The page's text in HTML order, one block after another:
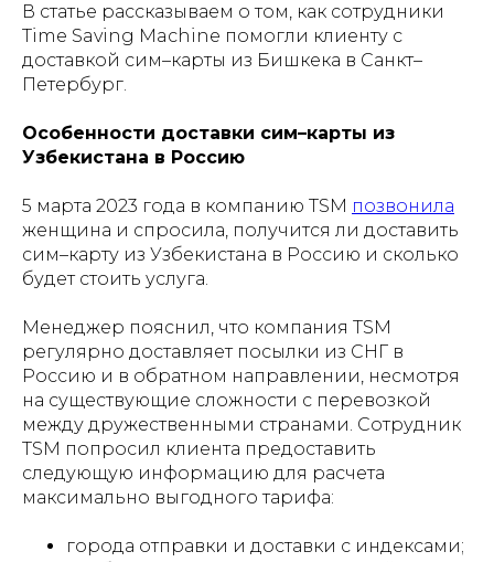
В статье рассказываем о том, как сотрудники
Time Saving Machine помогли клиенту с
доставкой сим–карты из Бишкека в Санкт–
Петербург.
Особенности доставки сим–карты из
Узбекистана в Россию
5 марта 2023 года в компанию TSM позвонила
женщина и спросила, получится ли доставить
сим–карту из Узбекистана в Россию и сколько
будет стоить услуга.
Менеджер пояснил, что компания TSM
регулярно доставляет посылки из СНГ в
Россию и в обратном направлении, несмотря
на существующие сложности с перевозкой
между дружественными странами. Сотрудник
TSM попросил клиента предоставить
следующую информацию для расчета
максимально выгодного тарифа:
города отправки и доставки с индексами;